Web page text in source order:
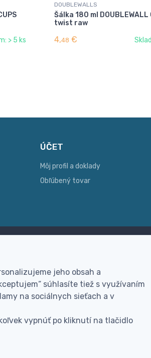
> 5 ks
DOUBLEWALLS
Šálka 180 ml DOUBLEWALL
twist raw
4,48 €
ÚČET
Môj profil a doklady
Obľúbený tovar
Vyrobíme Vám vlastný
darček
jeho obsah a
súhlasíte tiež s využívaním
na sociálnych sieťach a v
vypnúť po kliknutí na tlačidlo